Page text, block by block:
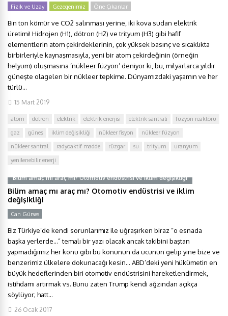
Fizik ve Uzay Gezegenimiz Öne Çıkanlar
Bin ton kömür ve CO2 salınması yerine, iki kova sudan elektrik
üretimi! Hidrojen (H1), dötron (H2) ve trityum (H3) gibi hafif
elementlerin atom çekirdeklerinin, çok yüksek basınç ve sıcaklıkta
birbirleriyle kaynaşmasıyla, yeni bir atom çekirdeğinin (örneğin
helyum) oluşmasına ‘nükleer füzyon’ deniyor ki, bu, milyarlarca yıldır
güneşte olagelen bir nükleer tepkime. Dünyamızdaki yaşamın ve her
türlü...
15 Mart 2019
atom dötron elektrik elektrik enerjisi elektrik santrali
füzyon reaktörü
gaz
güneş iklim değişikliği nükleer fisyon
nükleer füzyon
nükleer santral
radyoaktif madde rüzgar su trityum
uranyum
yenilenebilir enerji
Bilim amaç mı araç mı? Otomotiv endüstrisi ve iklim değişikliği
Bilim amaç mı araç mı? Otomotiv endüstrisi ve iklim
değişikliği
Can Gürses
Biz Türkiye’de kendi sorunlarımız ile uğraşırken biraz “o esnada
başka yerlerde…” temalı bir yazı olacak ancak takibini baştan
yapmadığımız her konu gibi bu konunun da ucunun gelip yine bize ve
benzerimiz ülkelere dokunacağı kesin… ABD’deki yeni hükümetin en
büyük hedeflerinden biri otomotiv endüstrisini hareketlendirmek,
istihdamı artırmak vs. Bunu zaten Trump kendi ağzından açıkça
söylüyor; hatt...
26 Ocak 2017